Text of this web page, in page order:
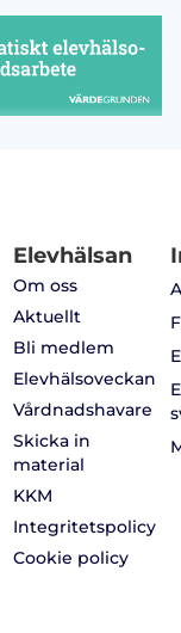
Elevhälsan
Om oss
Aktuellt
Bli medlem
Elevhälsoveckan
Vårdnadshavare
Skicka in
material
KKM
Integritetspolicy
Cookie policy